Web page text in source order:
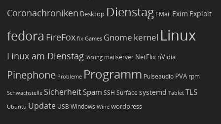
Coronachroniken Desktop Dienstag EMail Exim Exploit
fedora FireFox fix Games Gnome kernel Linux
Linux am Dienstag lösung mailserver NetFlix nVidia
Pinephone Probleme Programm Pulseaudio PVA rpm
Schwachstelle Sicherheit Spam SSH Surface systemd Tablet TLS
Ubuntu Update USB Windows Wine wordpress